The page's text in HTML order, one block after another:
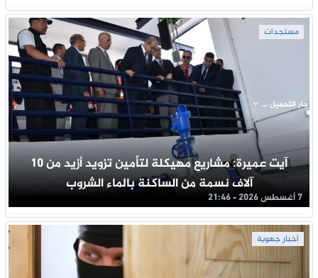
مستجدات
آيت عميرة: مشاريع مهيكلة لتأمين تزويد أزيد من 10
آلاف نسمة من الساكنة بالماء الشروب
7 أغسطس 2026 - 21:46
أخبار جهوية
جار التحميل ...